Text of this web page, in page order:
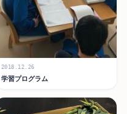
2018.12.26
学習プログラム